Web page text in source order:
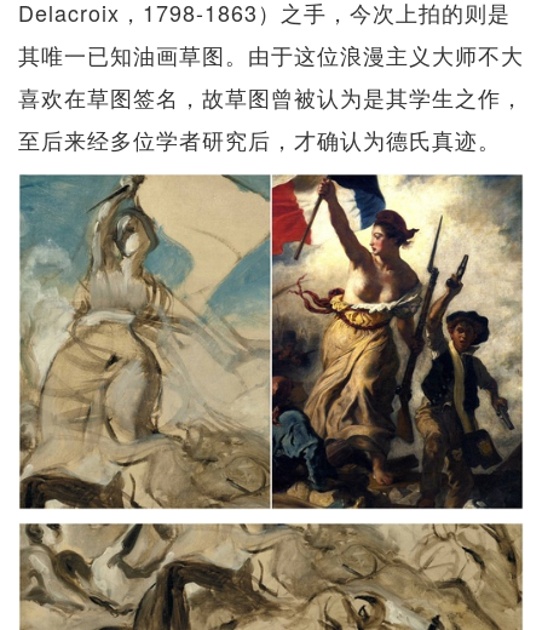
Delacroix，1798-1863）之手，今次上拍的则是
其唯一已知油画草图。由于这位浪漫主义大师不大
喜欢在草图签名，故草图曾被认为是其学生之作，
至后来经多位学者研究后，才确认为德氏真迹。